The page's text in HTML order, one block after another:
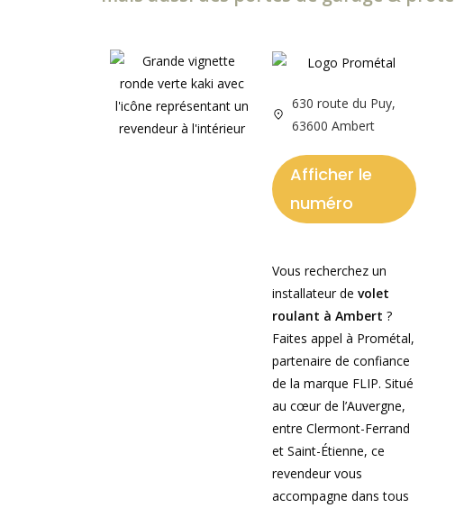
630 route du Puy,
63600 Ambert
Afficher le
numéro
Vous recherchez un
installateur de volet
roulant à Ambert ?
Faites appel à Prométal,
partenaire de confiance
de la marque FLIP. Situé
au cœur de l’Auvergne,
entre Clermont-Ferrand
et Saint-Étienne, ce
revendeur vous
accompagne dans tous